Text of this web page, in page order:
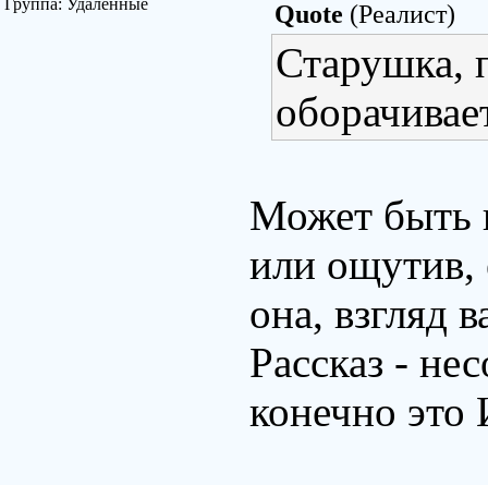
Группа: Удаленные Quote (Реалист)
Старушка,
Может быть
или ощутив,
она, взгляд
Рассказ -
конечно